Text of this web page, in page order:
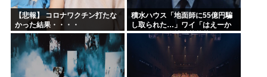
【悲報】 コロナワクチン打たな
かった結果・・・・
積水ハウス「地面師に55億円騙
し取られた…」ワイ「はえーか
わいそう…会社滅茶苦茶やろな